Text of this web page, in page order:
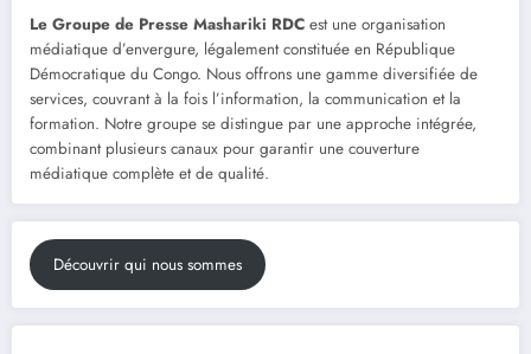
Le Groupe de Presse Mashariki RDC est une organisation
médiatique d’envergure, légalement constituée en République
Démocratique du Congo. Nous offrons une gamme diversifiée de
services, couvrant à la fois l’information, la communication et la
formation. Notre groupe se distingue par une approche intégrée,
combinant plusieurs canaux pour garantir une couverture
médiatique complète et de qualité.
Découvrir qui nous sommes